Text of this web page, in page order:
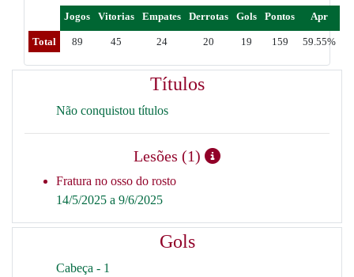
Jogos Vitorias Empates Derrotas Gols Pontos Apr
Total 89 45 24 20 19 159 59.55%
Títulos
Não conquistou títulos
Lesões (1)
Fratura no osso do rosto
14/5/2025 a 9/6/2025
Gols
Cabeça - 1